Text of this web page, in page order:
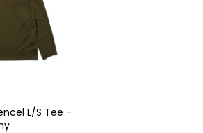
L/S Tee -